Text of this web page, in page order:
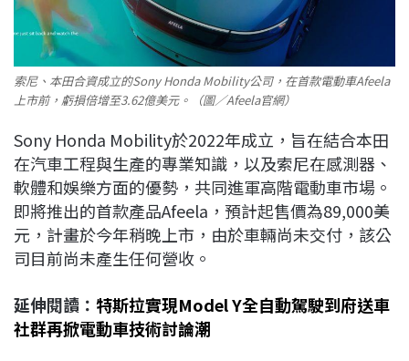
索尼、本田合資成立的Sony Honda Mobility公司，在首款電動車Afeela
上市前，虧損倍增至3.62億美元。（圖／Afeela官網）
Sony Honda Mobility於2022年成立，旨在結合本田
在汽車工程與生產的專業知識，以及索尼在感測器、
軟體和娛樂方面的優勢，共同進軍高階電動車市場。
即將推出的首款產品Afeela，預計起售價為89,000美
元，計畫於今年稍晚上市，由於車輛尚未交付，該公
司目前尚未產生任何營收。
延伸閱讀： 特斯拉實現Model Y全自動駕駛到府送車
社群再掀電動車技術討論潮